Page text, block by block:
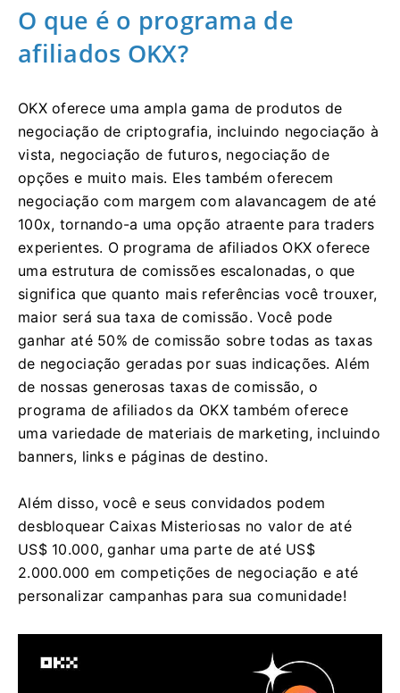
O que é o programa de
afiliados OKX?
OKX oferece uma ampla gama de produtos de
negociação de criptografia, incluindo negociação à
vista, negociação de futuros, negociação de
opções e muito mais. Eles também oferecem
negociação com margem com alavancagem de até
100x, tornando-a uma opção atraente para traders
experientes. O programa de afiliados OKX oferece
uma estrutura de comissões escalonadas, o que
significa que quanto mais referências você trouxer,
maior será sua taxa de comissão.Você pode
ganhar até 50% de comissão sobre todas as taxas
de negociação geradas por suas indicações. Além
de nossas generosas taxas de comissão, o
programa de afiliados da OKX também oferece
uma variedade de materiais de marketing, incluindo
banners, links e páginas de destino.
Além disso, você e seus convidados podem
desbloquear Caixas Misteriosas no valor de até
US$ 10.000, ganhar uma parte de até US$
2.000.000 em competições de negociação e até
personalizar campanhas para sua comunidade!